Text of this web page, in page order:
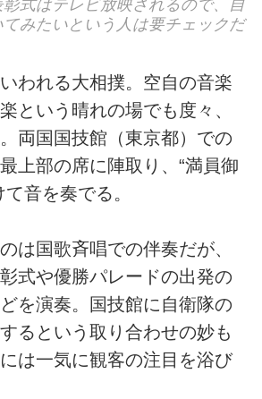
式はテレビ放映されるので、自
みたいという人は要チェックだ
われる大相撲。空自の音楽
という晴れの場でも度々、
両国国技館（東京都）での
上部の席に陣取り、“満員御
音を奏でる。
は国歌斉唱での伴奏だが、
式や優勝パレードの出発の
を演奏。国技館に自衛隊の
るという取り合わせの妙も
は一気に観客の注目を浴び